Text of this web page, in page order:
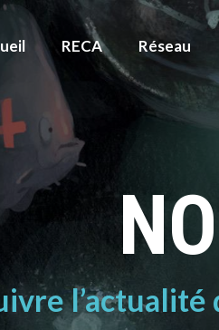
RECA Réseau
l’actualité